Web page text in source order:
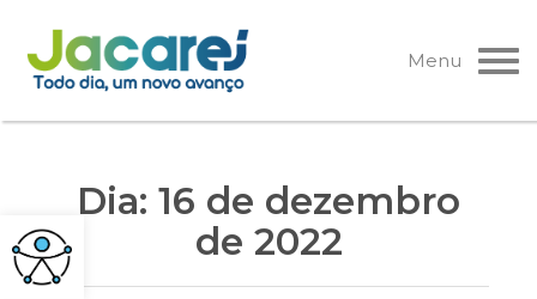
Pular
para
o
Menu
Dia: 16 de dezembro
de 2022